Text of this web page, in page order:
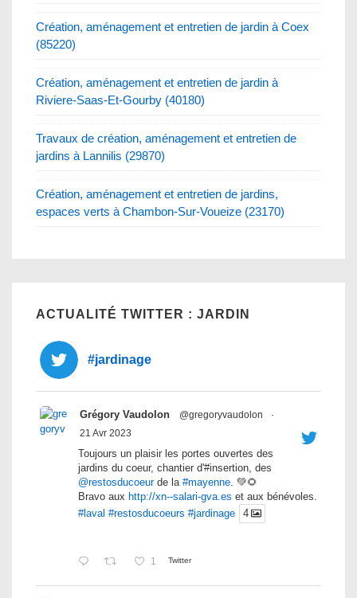
Création, aménagement et entretien de jardin à Coex
(85220)
Création, aménagement et entretien de jardin à
Riviere-Saas-Et-Gourby (40180)
Travaux de création, aménagement et entretien de
jardins à Lannilis (29870)
Création, aménagement et entretien de jardins,
espaces verts à Chambon-Sur-Voueize (23170)
ACTUALITÉ TWITTER : JARDIN
#jardinage
Grégory Vaudolon @gregoryvaudolon
·
21 Avr 2023
Toujours un plaisir les portes ouvertes des
jardins du coeur, chantier d'#insertion, des
@restosducoeurde la #mayenne. 💚🌻
Bravo aux http://xn--salari-gva.es et aux bénévoles.
#laval #restosducoeurs #jardinage 4
1 Twitter